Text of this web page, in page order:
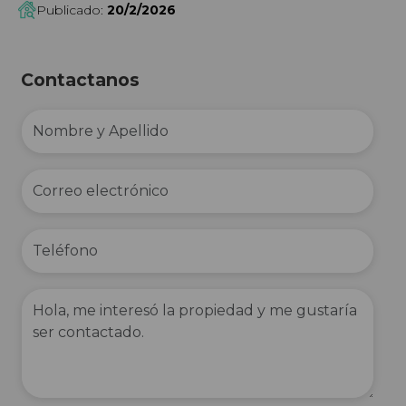
Publicado: 20/2/2026
Contactanos